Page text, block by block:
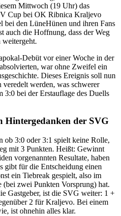
Mittwoch (19 Uhr) das
Cup bei OK Ribnica Kraljevo
bei den LüneHünen und ihren Fans
auch die Hoffnung, dass der Weg
weitergeht.
Debüt vor einer Woche in der
war ohne Zweifel ein
Dieses Ereignis soll nun
werden, was schwerer
3:0 bei der Erstauflage des Duells
Hintergedanken der SVG
ob 3:0 oder 3:1 spielt keine Rolle,
mit 3 Punkten. Heißt: Gewinnt
vorgenannten Resultate, haben
gibt für die Entscheidung einen
ein Tiebreak gespielt, also im
zwei Punkten Vorsprung) hat.
Gastgeber, ist die SVG weiter: 1 +
2 für Kraljevo. Bei einem
ist ohnehin alles klar.